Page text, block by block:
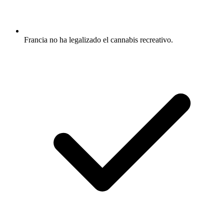
Francia no ha legalizado el cannabis recreativo.